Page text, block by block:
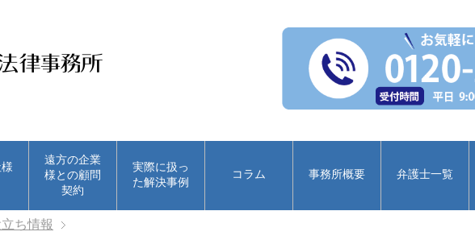
遠方の企業
様との顧問
契約
実際に扱っ
た解決事例
コラム 事務所概要 弁護士一覧
ち情報